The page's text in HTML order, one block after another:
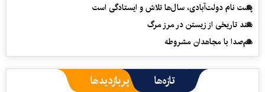
پشت نام دولت‌آبادی، سال‌ها تلاش و ایستادگی است
سند تاریخی از زیستن در مرز مرگ
هم‌صدا با مجاهدان مشروطه
تازه‌ها پربازدیدها